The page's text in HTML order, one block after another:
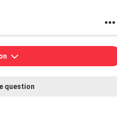
question